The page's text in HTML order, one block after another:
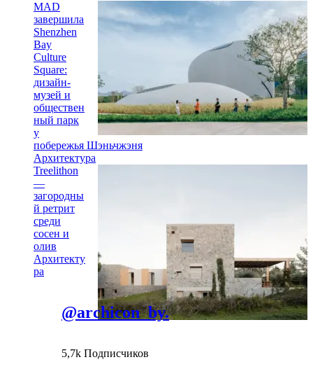
MAD
завершила
Shenzhen
Bay
Culture
Square:
дизайн-
музей и
обществен
ный парк
у
побережья Шэньчжэня
Архитектура
Treelithon
—
загородны
й ретрит
среди
сосен и
олив
Архитекту
ра
@archicon_by.
5,7k Подписчиков